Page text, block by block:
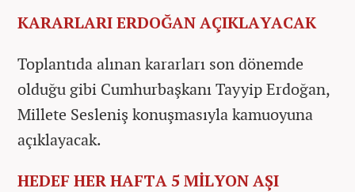
KARARLARI ERDOĞAN AÇIKLAYACAK
Toplantıda alınan kararları son dönemde
olduğu gibi Cumhurbaşkanı Tayyip Erdoğan,
Millete Sesleniş konuşmasıyla kamuoyuna
açıklayacak.
HEDEF HER HAFTA 5 MİLYON AŞI